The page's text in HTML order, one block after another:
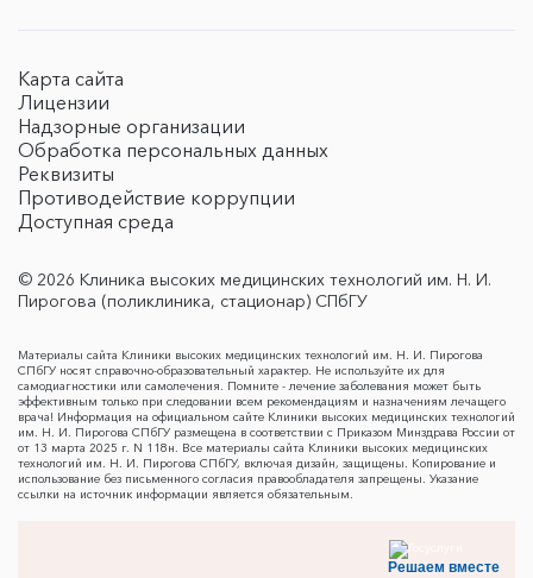
Карта сайта
Лицензии
Надзорные организации
Обработка персональных данных
Реквизиты
Противодействие коррупции
Доступная среда
© 2026 Клиника высоких медицинских технологий им. Н. И.
Пирогова (поликлиника, стационар) СПбГУ
Материалы сайта Клиники высоких медицинских технологий им. Н. И. Пирогова
СПбГУ носят справочно-образовательный характер. Не используйте их для
самодиагностики или самолечения. Помните - лечение заболевания может быть
эффективным только при следовании всем рекомендациям и назначениям лечащего
врача! Информация на официальном сайте Клиники высоких медицинских технологий
им. Н. И. Пирогова СПбГУ размещена в соответствии с Приказом Минздрава России от
от 13 марта 2025 г. N 118н. Все материалы сайта Клиники высоких медицинских
технологий им. Н. И. Пирогова СПбГУ, включая дизайн, защищены. Копирование и
использование без письменного согласия правообладателя запрещены. Указание
ссылки на источник информации является обязательным.
Решаем вместе